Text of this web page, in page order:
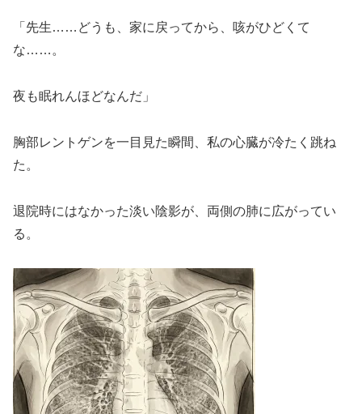
「先生……どうも、家に戻ってから、咳がひどくて
な……。
夜も眠れんほどなんだ」
胸部レントゲンを一目見た瞬間、私の心臓が冷たく跳ね
た。
退院時にはなかった淡い陰影が、両側の肺に広がってい
る。